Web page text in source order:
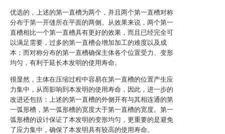
优选的，上述的第一直槽为两个，并且两个第一直槽对称
分布于第一开缝所在平面的两侧。从效果来说，两个第一
直槽相比一个第一直槽具有更好的效果，而且已经完全可
以满足需要，过多的第一直槽会增加加工的难度以及成
本；而对称分布的第一直槽确保主体各个位置受力、变形
均匀，有利于延长本发明的使用寿命。
很显然，主体在压缩过程中容易在第一直槽的位置产生应
力集中，从而影响到本发明的使用寿命，因此，进一步的
改进还包括：上述的第一直槽的外侧开有与其相连通的第
一弧形槽，第一弧形槽的宽度大于第一直槽的宽度。第一
弧形槽的设计保证了本发明的变形均匀，更重要的是避免
了应力集中，确保了本发明具有较高的使用寿命。